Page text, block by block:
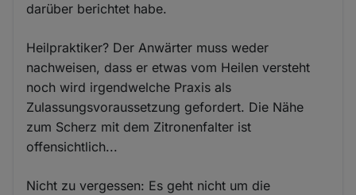
darüber berichtet habe.
Heilpraktiker? Der Anwärter muss weder
nachweisen, dass er etwas vom Heilen versteht
noch wird irgendwelche Praxis als
Zulassungsvoraussetzung gefordert. Die Nähe
zum Scherz mit dem Zitronenfalter ist
offensichtlich...
Nicht zu vergessen: Es geht nicht um die